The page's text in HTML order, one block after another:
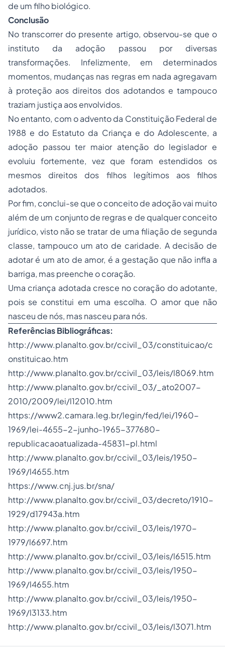
de um filho biológico.
Conclusão
No transcorrer do presente artigo, observou-se que o
instituto da adoção passou por diversas
transformações. Infelizmente, em determinados
momentos, mudanças nas regras em nada agregavam
à proteção aos direitos dos adotandos e tampouco
traziam justiça aos envolvidos.
No entanto, com o advento da Constituição Federal de
1988 e do Estatuto da Criança e do Adolescente, a
adoção passou ter maior atenção do legislador e
evoluiu fortemente, vez que foram estendidos os
mesmos direitos dos filhos legítimos aos filhos
adotados.
Por fim, conclui-se que o conceito de adoção vai muito
além de um conjunto de regras e de qualquer conceito
jurídico, visto não se tratar de uma filiação de segunda
classe, tampouco um ato de caridade. A decisão de
adotar é um ato de amor, é a gestação que não infla a
barriga, mas preenche o coração.
Uma criança adotada cresce no coração do adotante,
pois se constitui em uma escolha. O amor que não
nasceu de nós, mas nasceu para nós.
Referências Bibliográficas:
http://www.planalto.gov.br/ccivil_03/constituicao/c
onstituicao.htm
http://www.planalto.gov.br/ccivil_03/leis/l8069.htm
http://www.planalto.gov.br/ccivil_03/_ato2007-
2010/2009/lei/l12010.htm
https://www2.camara.leg.br/legin/fed/lei/1960-
1969/lei-4655-2-junho-1965-377680-
republicacaoatualizada-45831-pl.html
http://www.planalto.gov.br/ccivil_03/leis/1950-
1969/l4655.htm
https://www.cnj.jus.br/sna/
http://www.planalto.gov.br/ccivil_03/decreto/1910-
1929/d17943a.htm
http://www.planalto.gov.br/ccivil_03/leis/1970-
1979/l6697.htm
http://www.planalto.gov.br/ccivil_03/leis/l6515.htm
http://www.planalto.gov.br/ccivil_03/leis/1950-
1969/l4655.htm
http://www.planalto.gov.br/ccivil_03/leis/1950-
1969/l3133.htm
http://www.planalto.gov.br/ccivil_03/leis/l3071.htm